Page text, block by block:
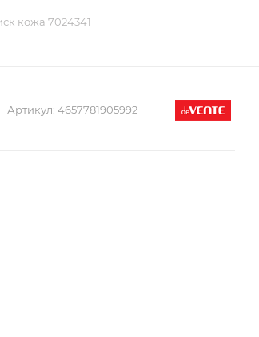
кожа 7024341
Артикул: 4657781905992